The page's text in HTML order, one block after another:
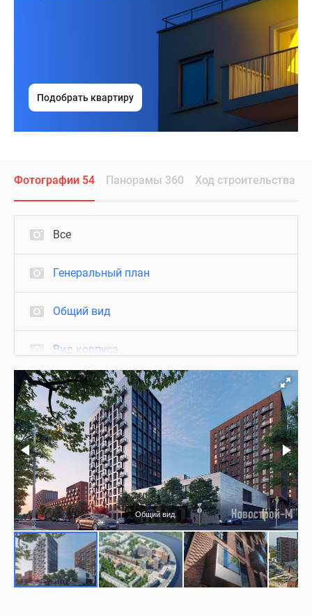
Подобрать квартиру
Фотографии 54 Панорамы 360 Ход строительства
Общий вид.
Все
Генеральный план
Общий вид
Вид корпуса
Фасад
Вид из окон
Благоустройство
Подъезд
Квартиры с отделкой
Коммерция